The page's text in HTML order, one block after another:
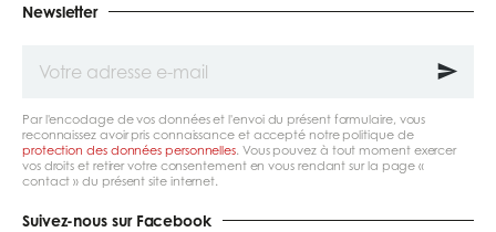
Newsletter
adresse
Par l'encodage de vos données et l'envoi du présent formulaire, vous
reconnaissez avoir pris connaissance et accepté notre politique de
protection des données personnelles. Vous pouvez à tout moment exercer
vos droits et retirer votre consentement en vous rendant sur la page «
contact » du présent site internet.
Suivez-nous sur Facebook